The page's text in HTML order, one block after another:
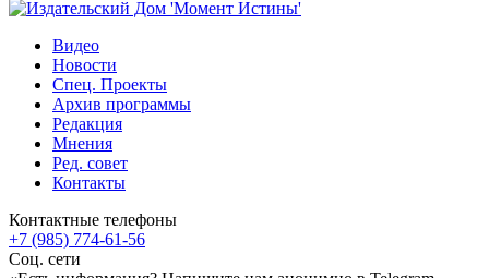
Видео
Новости
Спец. Проекты
Архив программы
Редакция
Мнения
Ред. совет
Контакты
Контактные телефоны
+7 (985) 774-61-56
Соц. сети